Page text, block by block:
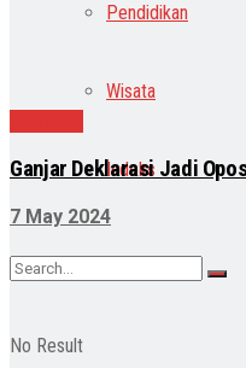
Pendidikan
Wisata
Indeks
No Result
Ganjar Deklarasi Jadi
7 May 2024